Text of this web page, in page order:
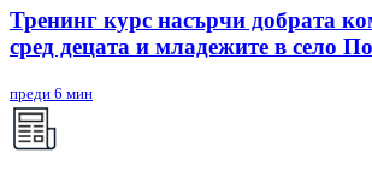
Тренинг курс насърчи добрата
сред децата и младежите в село
преди 6 мин